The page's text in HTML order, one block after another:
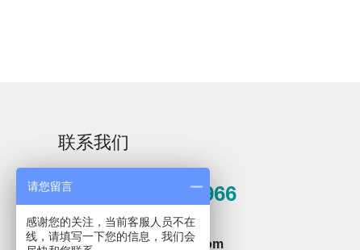
全自动洗瓶机Capt
联系我们
0571-81389966
邮箱
hzxpz2014@163.com
请您留言
感谢您的关注，当前客服人员不在
线，请填写一下您的信息，我们会